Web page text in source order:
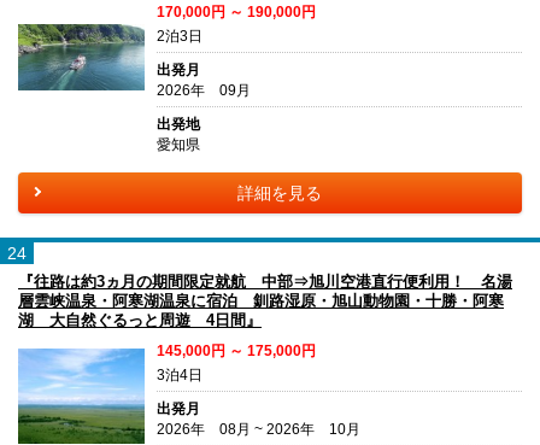
170,000円 ～ 190,000円
2泊3日
出発月
2026年 09月
出発地
愛知県
詳細を見る
24
『往路は約3ヵ月の期間限定就航 中部⇒旭川空港直行便利用！ 名湯
層雲峡温泉・阿寒湖温泉に宿泊 釧路湿原・旭山動物園・十勝・阿寒
湖 大自然ぐるっと周遊 4日間』
145,000円 ～ 175,000円
3泊4日
出発月
2026年 08月 ~ 2026年 10月